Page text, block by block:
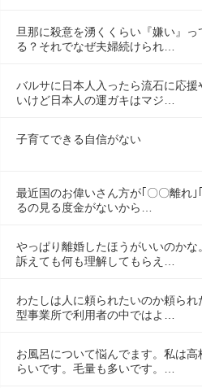
旦那に殺意を湧くくらい『嫌い』
る？それでなぜ夫婦続けられ…
バルサに日本人入ったら流石に応
いけど日本人の運ガキはマジ…
子育てできる自信がない
最近国のお偉いさん方が｢〇〇離れ
るの見る度金がないから…
やっぱり離婚したほうがいいのか
訴えても何も理解してもらえ…
わたしは人に頼られたいのか頼ら
型事業所で利用者の中ではよ…
お風呂について悩んでます。私は高
らいです。毛量も多いです。…